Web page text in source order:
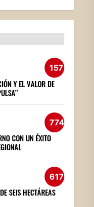
1572
Y EL VALOR DE
774
CON UN ÉXITO
617
SEIS HECTÁREAS